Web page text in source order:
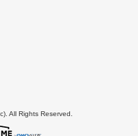
All Rights Reserved.